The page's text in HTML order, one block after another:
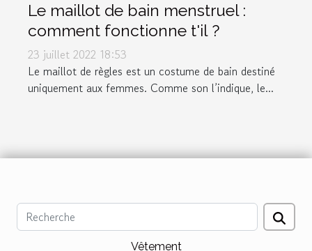
Le maillot de bain menstruel :
comment fonctionne t'il ?
23 juillet 2022 18:53
Le maillot de règles est un costume de bain destiné
uniquement aux femmes. Comme son l’indique, le...
Vêtement